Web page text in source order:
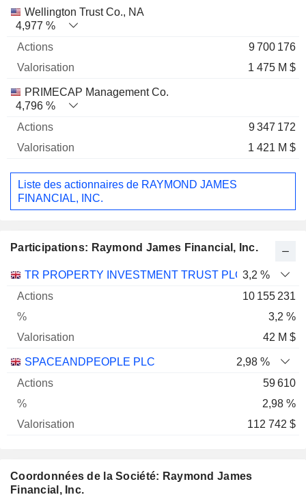
Wellington Trust Co., NA
4,977 %
9 700 176
1 475 M $
PRIMECAP Management Co.
4,796 %
9 347 172
1 421 M $
Liste des actionnaires de RAYMOND JAMES
FINANCIAL, INC.
Participations: Raymond James Financial, Inc.
Nom Actions % Valorisation
TR PROPERTY INVESTMENT TRUST PLC3,2 %
10 155 231
3,2 %
42 M $
SPACEANDPEOPLE PLC
2,98 %
59 610
2,98 %
112 742 $
Coordonnées de la Société: Raymond James
Financial, Inc.